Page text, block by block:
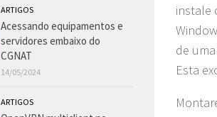
instale
de
Esta
ARTIGOS
Acessando equipamentos e
servidores embaixo do
CGNAT
14/05/2024
ARTIGOS